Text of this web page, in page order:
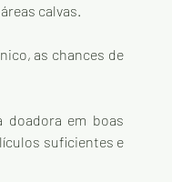
calvas.
as chances de
doadora em boas
suficientes e